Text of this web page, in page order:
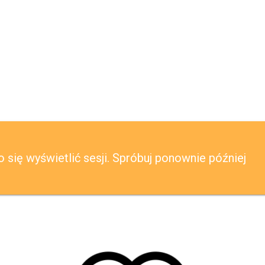
się wyświetlić sesji. Spróbuj ponownie później